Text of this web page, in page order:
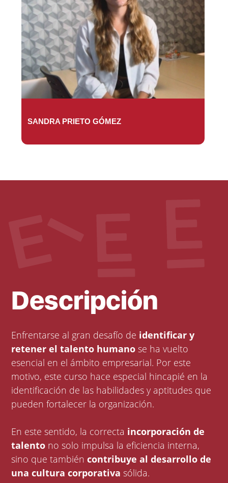
SANDRA PRIETO GÓMEZ
Descripción
Enfrentarse al gran desafío de identificar y
retener el talento humano se ha vuelto
esencial en el ámbito empresarial. Por este
motivo, este curso hace especial hincapié en la
identificación de las habilidades y aptitudes que
pueden fortalecer la organización.
En este sentido, la correcta incorporación de
talento no solo impulsa la eficiencia interna,
sino que tambiéncontribuye al desarrollo de
una cultura corporativa sólida.